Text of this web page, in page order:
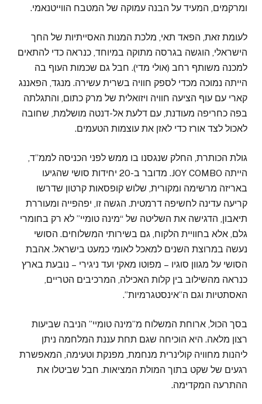
ומרקמים, המעיד על הבנה עמוקה של המטבח הווייטנאמי.
לעומת זאת, הפאד תאי, מלכת המנות האסייתיות של החך
הישראלי, הוגשה בגרסה מתוקה במיוחד, כנראה כדי להתאים
למכנה משותף רחב (אולי מדי). חבל גם שכמות העוף בה
הייתה נמוכה מכדי לספק חוויה בשרית עשירה. מנגד, הפאננג
קארי עם עוף הציעה חוויה ויזואלית של מרק כתום, והתגלתה
בפה כחריפה מעודנת, עם דלעת אל-דנטה מושלמת, שחובה
לאכול לצד אורז כדי לאזן את עוצמות הטעמים.
גולת הכותרת, החלק שנגסנו בו ממש לפני הכניסה לממ”ד,
הייתה JOY COMBO. מדובר ב-20 יחידות סושי שהגיעו
באריזה מרשימה ומקורית, שלוש קופסאות קרטון שדרשו
קריעה עדינה לחשיפה דרמטית. הגשה זו, יפהפייה ומעוררת
תיאבון, הדגישה את השליטה של “מינה טומיי” לא רק בחומרי
גלם, אלא בחוויית הלקוח, גם בשירותי המשלוחים. הסושי
נעשה במרוצת השנים למאכל לאומי כמעט בישראל. אהבת
הסושי על מגוון סוגיו – מפוטו מאקי ועד ניגירי – נובעת בארץ
כנראה מהשילוב בין קלות האכילה, המרכיבים הטריים,
האסתטיות וגם ה”אינסטגרמיות”.
בסך הכול, ארוחת המשלוח מ”מינה טומיי” הניבה שביעות
רצון מלאה. היא הוכיחה שגם תחת עננת המלחמה ניתן
ליהנות מחוויה קולינרית מנחמת, מפנקת וטעימה, המאפשרת
רגעים של שקט בתוך המולת המציאות. חבל שביטלו את
ההתרעה המקדימה.